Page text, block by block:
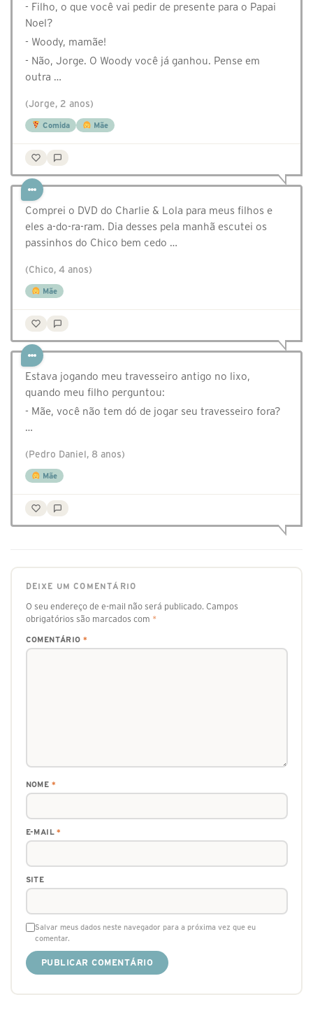
- Filho, o que você vai pedir de presente para o Papai
Noel?
- Woody, mamãe!
- Não, Jorge. O Woody você já ganhou. Pense em
outra …
(Jorge, 2 anos)
Comida Mãe
Comprei o DVD do Charlie & Lola para meus filhos e
eles a-do-ra-ram. Dia desses pela manhã escutei os
passinhos do Chico bem cedo …
(Chico, 4 anos)
Mãe
Estava jogando meu travesseiro antigo no lixo,
quando meu filho perguntou:
- Mãe, você não tem dó de jogar seu travesseiro fora?
…
(Pedro Daniel, 8 anos)
Mãe
DEIXE UM COMENTÁRIO
O seu endereço de e-mail não será publicado. Campos
obrigatórios são marcados com *
COMENTÁRIO *
NOME *
E-MAIL*
SITE
Salvar meus dados neste navegador para a próxima vez que eu
comentar.